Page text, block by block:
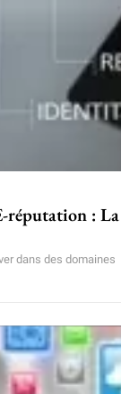
réputation : La
dans des domaines